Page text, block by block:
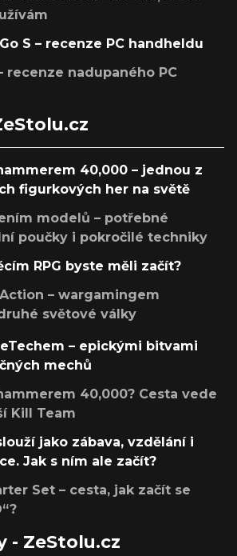
S – recenze PC handheldu
recenze nadupaného PC
40,000 – jednou z
figurkových her na světě
modelů – potřebné
poučky i pokročilé techniky
RPG byste měli začít?
– wargamingem
světové války
– epickými bitvami
mechů
40,000? Cesta vede
Kill Team
jako zábava, vzdělání i
Jak s ním ale začít?
Set – cesta, jak začít se
- ZeStolu.cz